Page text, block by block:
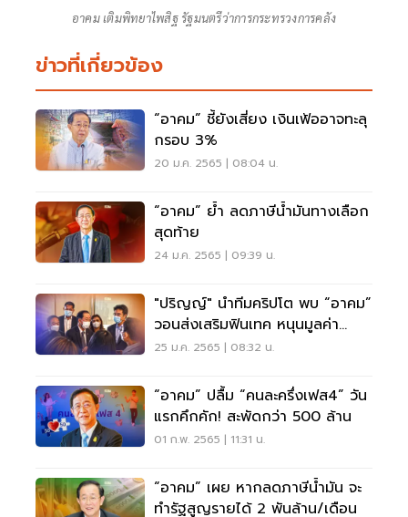
อาคม เติมพิทยาไพสิฐ รัฐมนตรีว่าการกระทรวงการคลัง
ข่าวที่เกี่ยวข้อง
“อาคม” ชี้ยังเสี่ยง เงินเฟ้ออาจทะลุ
กรอบ 3%
20 ม.ค. 2565 | 08:04 น.
“อาคม” ย้ำ ลดภาษีน้ำมันทางเลือก
สุดท้าย
24 ม.ค. 2565 | 09:39 น.
"ปริญญ์" นำทีมคริปโต พบ “อาคม”
วอนส่งเสริมฟินเทค หนุนมูลค่า
ศก.ไทย
25 ม.ค. 2565 | 08:32 น.
“อาคม” ปลื้ม “คนละครึ่งเฟส4” วัน
แรกคึกคัก! สะพัดกว่า 500 ล้าน
01 ก.พ. 2565 | 11:31 น.
“อาคม” เผย หากลดภาษีน้ำมัน จะ
ทำรัฐสูญรายได้ 2 พันล้าน/เดือน